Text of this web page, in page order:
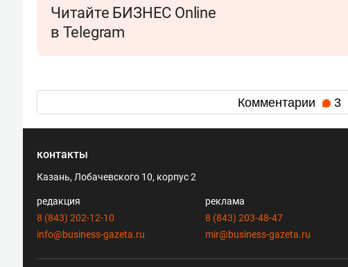
Читайте БИЗНЕС Online
в Telegram
Комментарии 3
контакты
Казань, Лобачевского 10, корпус 2
редакция
8 (843) 202-12-10
info@business-gazeta.ru
реклама
8 (843) 203-48-47
mir@business-gazeta.ru